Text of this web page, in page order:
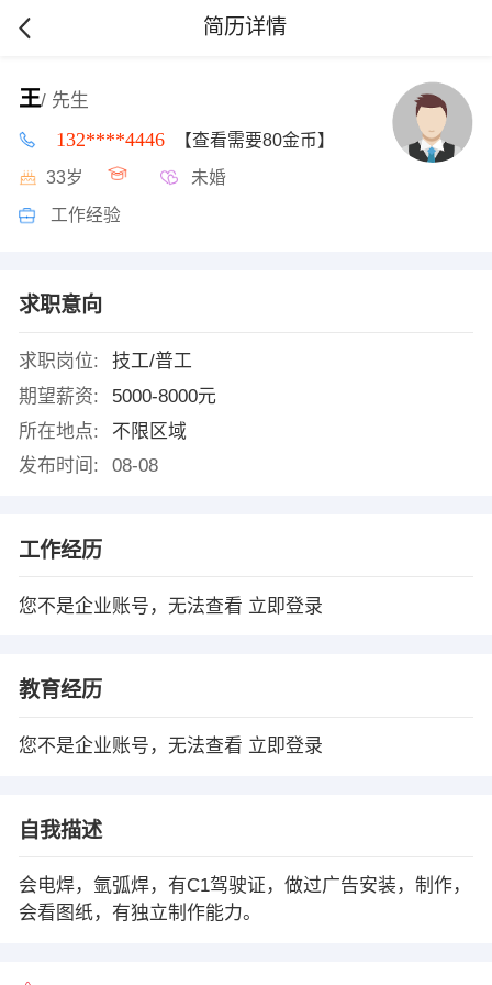
简历详情
王/ 先生
132****4446 【查看需要80金币】
33岁 未婚
工作经验
求职意向
求职岗位:
技工/普工
期望薪资:
5000-8000元
所在地点:
不限区域
发布时间:
08-08
工作经历
您不是企业账号，无法查看 立即登录
教育经历
您不是企业账号，无法查看 立即登录
自我描述
会电焊，氩弧焊，有C1驾驶证，做过广告安装，制作，
会看图纸，有独立制作能力。